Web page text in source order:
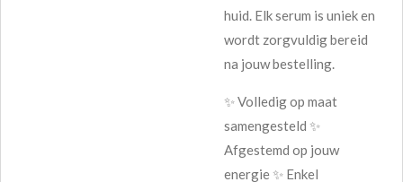
huid. Elk serum is uniek en
wordt zorgvuldig bereid
na jouw bestelling.
✨ Volledig op maat
samengesteld ✨
Afgestemd op jouw
energie ✨ Enkel